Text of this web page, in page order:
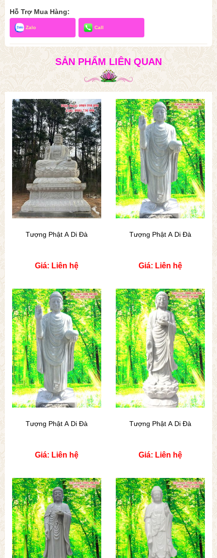
Hỗ Trợ Mua Hàng:
Zalo Call
SẢN PHẨM LIÊN QUAN
Tượng Phật A Di Đà
Giá: Liên hệ
Tượng Phật A Di Đà
Giá: Liên hệ
Tượng Phật A Di Đà
Giá: Liên hệ
Tượng Phật A Di Đà
Giá: Liên hệ